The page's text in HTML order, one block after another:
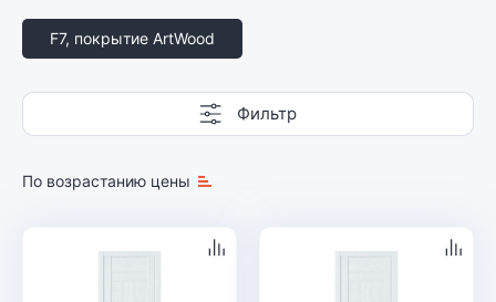
F7, покрытие ArtWood
Фильтр
По возрастанию цены